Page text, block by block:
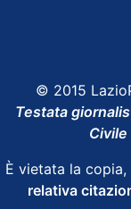
© 2015
Testata
Civile
È vietata la
relativa